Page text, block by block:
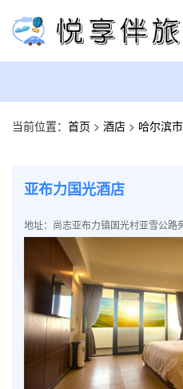
当前位置： 首页 > 酒店 > 哈尔滨
亚布力国光酒店
地址：尚志亚布力镇国光村亚雪公路